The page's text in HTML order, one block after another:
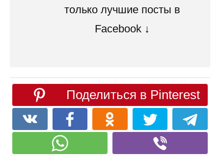
только лучшие посты в
Facebook ↓
Поделиться в Pinterest